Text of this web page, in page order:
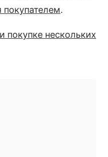
покупателем.
покупке нескольких